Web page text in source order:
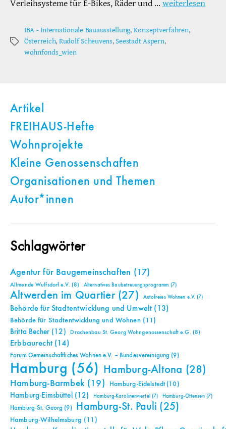
Verleihsysteme für E-Bikes, Räder und … weiterlesen
Schlagwörter
IBA - Internationale Bauausstellung, Konzeptverfahren,
Österreich, Rudolf Scheuvens,Seestadt Aspern,
wohnfonds_wien
Artikel
FREIHAUS-Hefte
Wohnprojekte
Kleine Genossenschaften
Organisationen und Themen
Autor*innen
Schlagwörter
Agentur für Baugemeinschaften (17)
Allmende Wulfsdorf e.V. (8) Alternatives Baubetreuungsprogramm (7)
Altwerden im Quartier(27) Autofreies Wohnen e.V. (7)
Behörde für Stadtentwicklung und Umwelt (13)
Behörde für Stadtentwicklung und Wohnen(11)
Britta Becher(12) Drachenbau St. Georg Wohngenossenschaft e.G. (8)
Erbbaurecht(14)
Forum Gemeinschaftliches Wohnen e.V. – Bundesvereinigung (9)
Hamburg (56) Hamburg-Altona (28)
Hamburg-Barmbek(19) Hamburg-Eidelstedt(10)
Hamburg-Eimsbüttel (12) Hamburg-Karolinenviertel (7) Hamburg-Ottensen(7)
Hamburg-St. Georg (9) Hamburg-St. Pauli (25)
Hamburg-Wilhelmsburg (11)